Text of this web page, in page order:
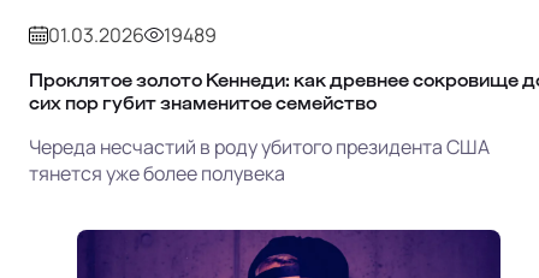
01.03.2026 19489
Проклятое золото Кеннеди: как древнее сокровище
сих пор губит знаменитое семейство
Череда несчастий в роду убитого президента США
тянется уже более полувека